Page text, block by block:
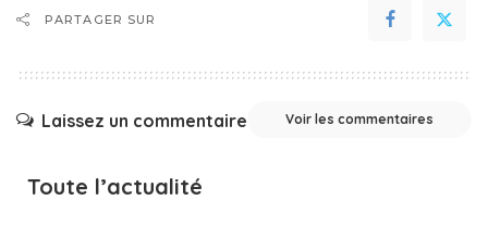
PARTAGER SUR
Laissez un commentaire Voir les commentaires
Toute l’actualité